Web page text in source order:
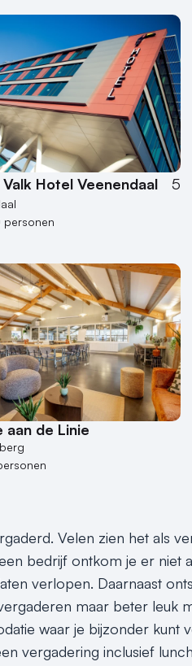
Hotel Veenendaal 5
aan de Linie
Velen zien het als
bedrijf ontkom je er niet
verlopen. Daarnaast
maar beter leuk
waar je bijzonder kunt
vergadering inclusief